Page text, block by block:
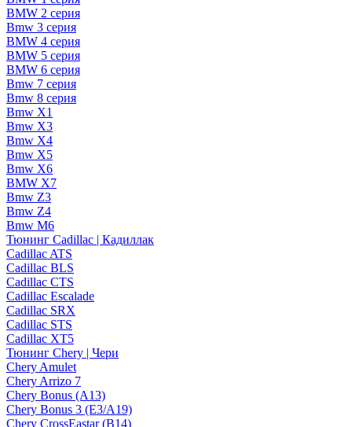
BMW 2 серия
Bmw 3 серия
BMW 4 серия
BMW 5 серия
BMW 6 серия
Bmw 7 серия
Bmw 8 серия
Bmw X1
Bmw X3
Bmw X4
Bmw X5
Bmw X6
BMW X7
Bmw Z3
Bmw Z4
Bmw М6
Тюнинг Cadillac | Кадиллак
Cadillac ATS
Cadillac BLS
Cadillac CTS
Cadillac Escalade
Cadillac SRX
Cadillac STS
Cadillac XT5
Тюнинг Chery | Чери
Chery Amulet
Chery Arrizo 7
Chery Bonus (A13)
Chery Bonus 3 (E3/A19)
Chery CrossEastar (B14)